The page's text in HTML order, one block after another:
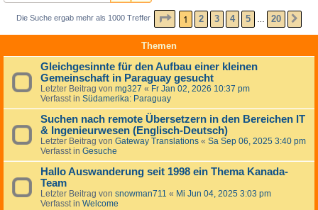
Die Suche ergab mehr als 1000 Treffer SEITE1 VON20
1 2 3 4 5 20
Themen
Gleichgesinnte für den Aufbau einer kleinen
Gemeinschaft in Paraguay gesucht
Letzter Beitrag von mg327 « Fr Jan 02, 2026 10:37 pm
Verfasst in Südamerika: Paraguay
Suchen nach remote Übersetzern in den Bereichen IT
& Ingenieurwesen (Englisch-Deutsch)
Letzter Beitrag von Gateway Translations « Sa Sep 06, 2025 3:40 pm
Verfasst in Gesuche
Hallo Auswanderung seit 1998 ein Thema Kanada-
Team
Letzter Beitrag von snowman711 « Mi Jun 04, 2025 3:03 pm
Verfasst in Welcome